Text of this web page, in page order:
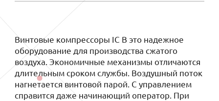
Винтовые компрессоры IC B это надежное
оборудование для производства сжатого
воздуха. Экономичные механизмы отличаются
длительным сроком службы. Воздушный поток
нагнетается винтовой парой. С управлением
справится даже начинающий оператор. При